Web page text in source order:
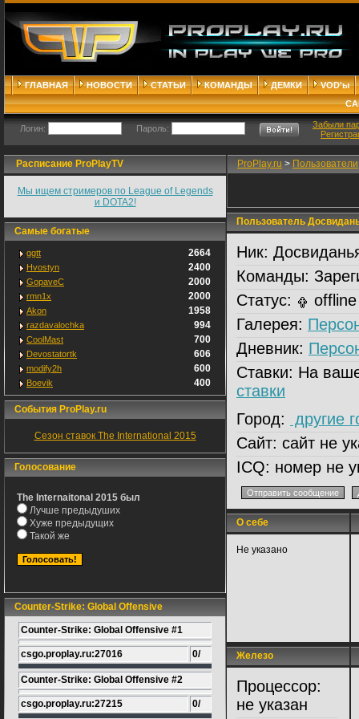
ГЛАВНАЯ НОВОСТИ СТАТЬИ КОМАНДЫ ДЕМКИ
VOD'ы
Логин: Пароль:
Забыли
Расписание ProPlayTV
Мы ищем стримеров по League of Legends
и DOTA2!
Самые богатые
ggtt 2664
Hvostyn 2400
GopaveC 2000
rmn1x 2000
Akon 1958
razdavalochka 994
CoolMast 700
Devostatortk 606
modify2h 600
Boevik 400
События ProPlay.ru
Сезон ставок The International 2015
Голосование
The Internaitonal 2015 был
Лучше предыдуших
Хуже предыдущих
Такой же
Counter-Strike: Global Offensive
Counter-Strike: Global Offensive #1
csgo.proplay.ru:27016 0/
Counter-Strike: Global Offensive #2
csgo.proplay.ru:27215 0/
ProPlay.ru > Пользователи
Пользователь
Ник:
Команды:
Статус:
offline
Галерея:
Дневник:
Ставки: На
ставки
Город:
другие
Сайт: сайт не
ICQ: номер не
О себе
Не указано
Железо
Процессор:
не указан